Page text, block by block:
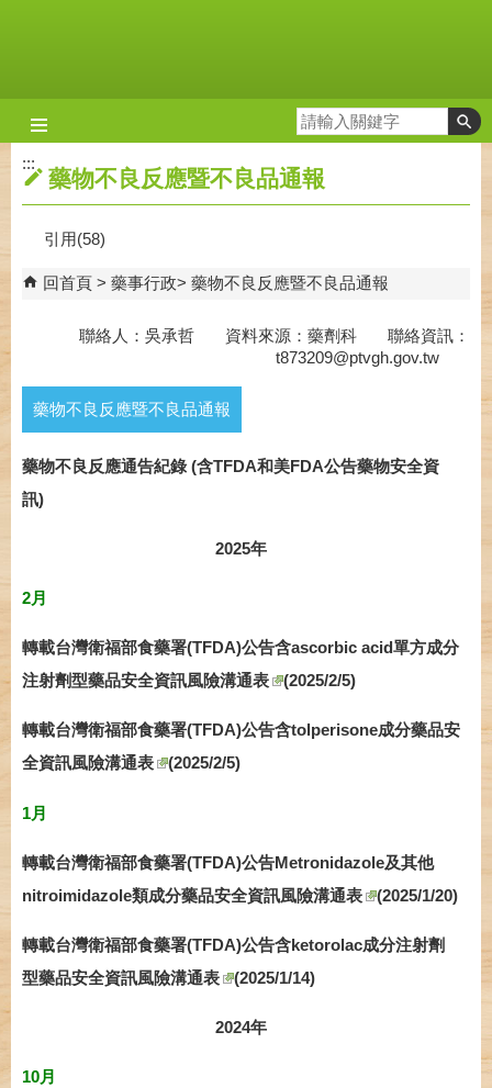
:::
藥物不良反應暨不良品通報
引用(58)
回首頁 藥事行政 藥物不良反應暨不良品通報
聯絡人：吳承哲 資料來源：藥劑科 聯絡資訊：
t873209@ptvgh.gov.tw
藥物不良反應暨不良品通報
藥物不良反應通告紀錄 (含TFDA和美FDA公告藥物安全資
訊)
2025年
2月
轉載台灣衛福部食藥署(TFDA)公告含ascorbic acid單方成分
注射劑型藥品安全資訊風險溝通表
(2025/2/5)
轉載台灣衛福部食藥署(TFDA)公告含tolperisone成分藥品安
全資訊風險溝通表
(2025/2/5)
1月
轉載台灣衛福部食藥署(TFDA)公告Metronidazole及其他
nitroimidazole類成分藥品安全資訊風險溝通表
(2025/1/20)
轉載台灣衛福部食藥署(TFDA)公告含ketorolac成分注射劑
型藥品安全資訊風險溝通表
(2025/1/14)
2024年
10月